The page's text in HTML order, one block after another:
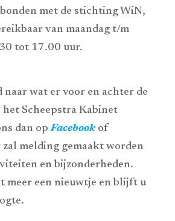
met de stichting WiN,
van maandag t/m
tot 17.00 uur.
naar wat er voor en achter de
het Scheepstra Kabinet
dan opFacebookof
zal melding gemaakt worden
en bijzonderheden.
meer een nieuwtje en blijft u